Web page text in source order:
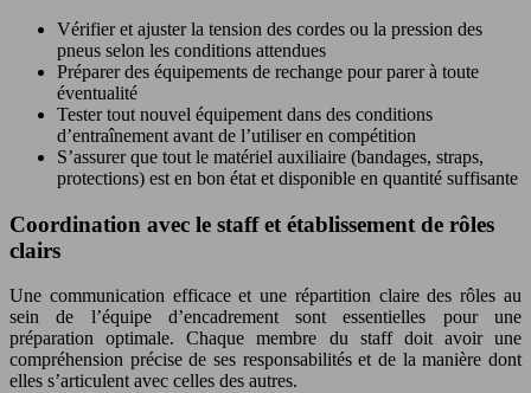
Vérifier et ajuster la tension des cordes ou la pression des
pneus selon les conditions attendues
Préparer des équipements de rechange pour parer à toute
éventualité
Tester tout nouvel équipement dans des conditions
d’entraînement avant de l’utiliser en compétition
S’assurer que tout le matériel auxiliaire (bandages, straps,
protections) est en bon état et disponible en quantité suffisante
Coordination avec le staff et établissement de rôles
clairs
Une communication efficace et une répartition claire des rôles au
sein de l’équipe d’encadrement sont essentielles pour une
préparation optimale. Chaque membre du staff doit avoir une
compréhension précise de ses responsabilités et de la manière dont
elles s’articulent avec celles des autres.